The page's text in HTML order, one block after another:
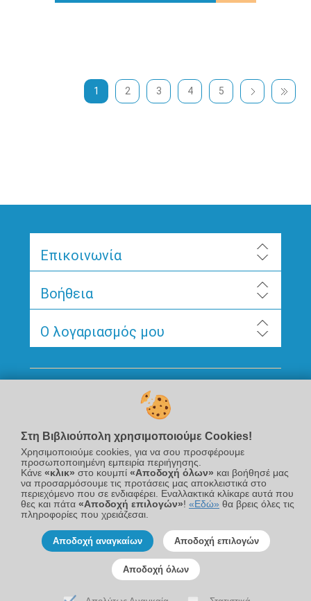
1 2 3 4 5
Επικοινωνία
Βοήθεια
Ο λογαριασμός μου
Ακολουθήστε μας
Newsletter
Στη Βιβλιούπολη χρησιμοποιούμε Cookies!
Χρησιμοποιούμε cookies, για να σου προσφέρουμε
προσωποποιημένη εμπειρία περιήγησης.
Κάνε «κλικ» στο κουμπί «Αποδοχή όλων» και βοήθησέ μας
να προσαρμόσουμε τις προτάσεις μας αποκλειστικά στο
περιεχόμενο που σε ενδιαφέρει. Εναλλακτικά κλίκαρε αυτά που
θες και πάτα «Αποδοχή επιλογών»! «Εδώ» θα βρεις όλες τις
πληροφορίες που χρειάζεσαι.
Αποδοχή αναγκαίων Αποδοχή επιλογών
Αποδοχή όλων